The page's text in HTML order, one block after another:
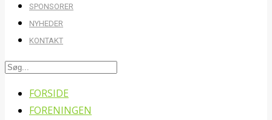
SPONSORER
NYHEDER
KONTAKT
FORSIDE
FORENINGEN